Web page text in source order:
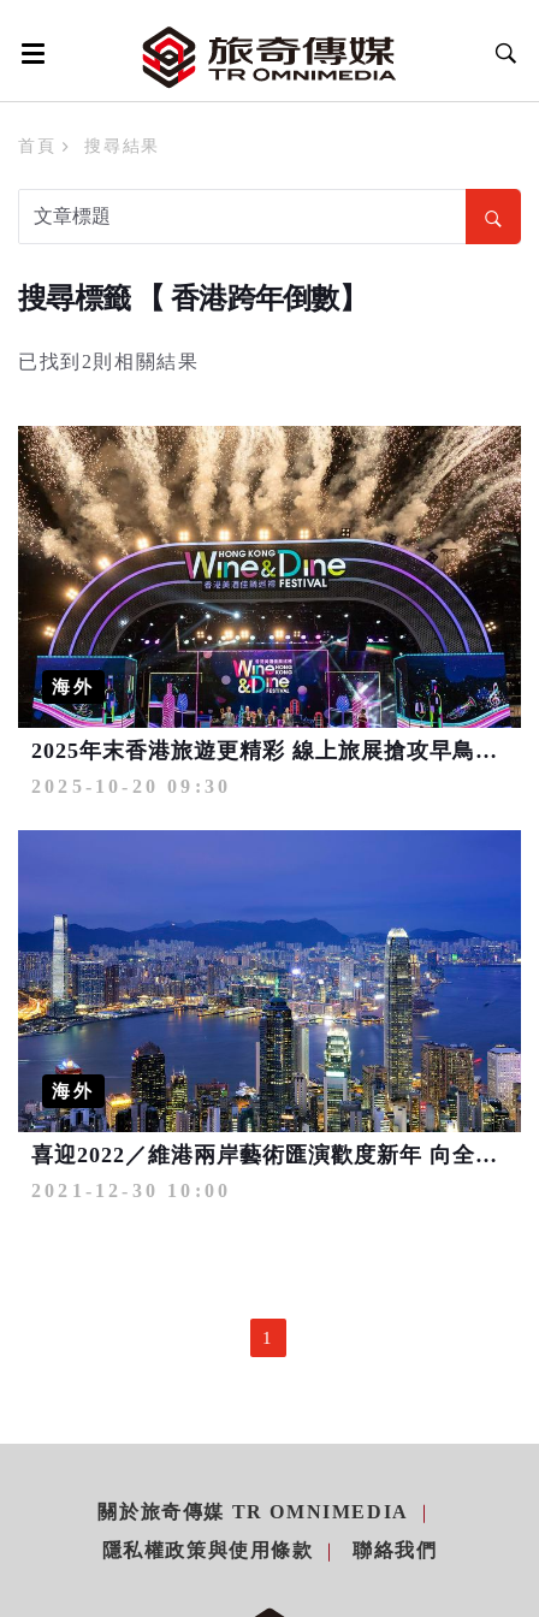
首頁 搜尋結果
搜尋標籤 【 香港跨年倒數】
已找到2則相關結果
海外
2025年末香港旅遊更精彩 線上旅展搶攻早鳥四大優惠 系列歡慶活動超過100天狂歡不斷電
2025-10-20 09:30
海外
喜迎2022／維港兩岸藝術匯演歡度新年 向全球展示精彩熱鬧氣氛
2021-12-30 10:00
1
關於旅奇傳媒 TR OMNIMEDIA
隱私權政策與使用條款
聯絡我們